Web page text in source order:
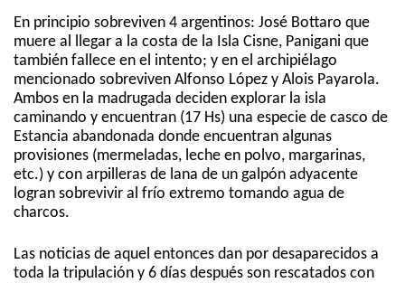
En principio sobreviven 4 argentinos: José Bottaro que
muere al llegar a la costa de la Isla Cisne, Panigani que
también fallece en el intento; y en el archipiélago
mencionado sobreviven Alfonso López y Alois Payarola.
Ambos en la madrugada deciden explorar la isla
caminando y encuentran (17 Hs) una especie de casco de
Estancia abandonada donde encuentran algunas
provisiones (mermeladas, leche en polvo, margarinas,
etc.) y con arpilleras de lana de un galpón adyacente
logran sobrevivir al frío extremo tomando agua de
charcos.
Las noticias de aquel entonces dan por desaparecidos a
toda la tripulación y 6 días después son rescatados con